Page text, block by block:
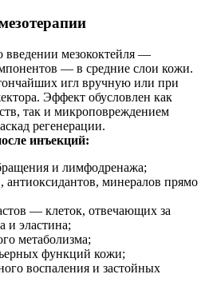
введении мезококтейля —
— в средние слои кожи.
игл вручную или при
Эффект обусловлен как
так и микроповреждением
регенерации.
инъекций:
и лимфодренажа;
антиоксидантов, минералов прямо
— клеток, отвечающих за
и эластина;
метаболизма;
функций кожи;
воспаления и застойных